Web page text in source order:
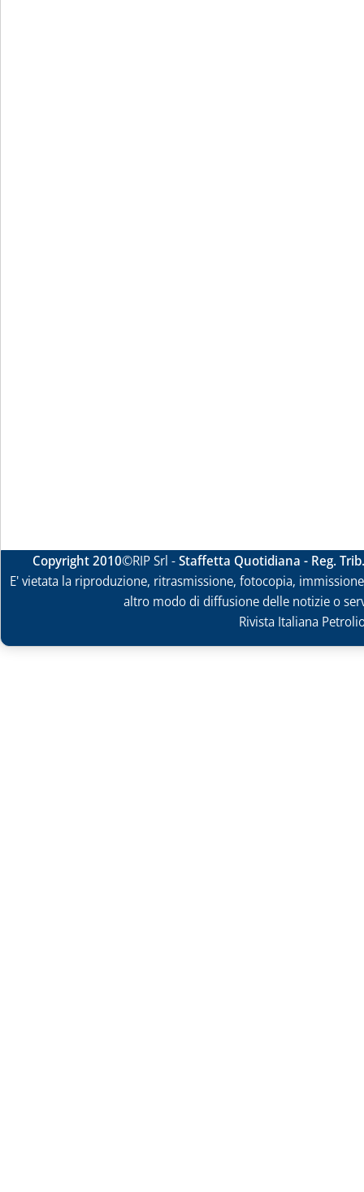
Copyright 2010©RIP Srl -Staffetta Quotidiana - Reg.
E' vietata la riproduzione, ritrasmissione, fotocopia,
altro modo di diffusione delle notizie o
Rivista Italiana